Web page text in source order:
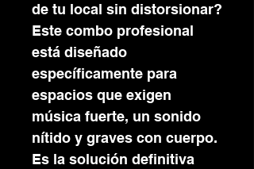
de tu local sin distorsionar?
Este combo profesional
está diseñado
específicamente para
espacios que exigen
música fuerte, un sonido
nítido y graves con cuerpo.
Es la solución definitiva